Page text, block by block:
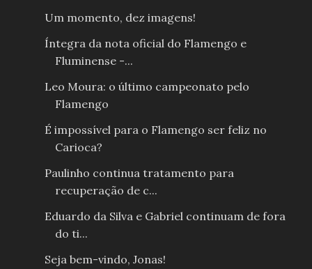
Um momento, dez imagens!
Íntegra da nota oficial do Flamengo e
Fluminense -...
Leo Moura: o último campeonato pelo
Flamengo
É impossível para o Flamengo ser feliz no
Carioca?
Paulinho continua tratamento para
recuperação de c...
Eduardo da Silva e Gabriel continuam de fora
do ti...
Seja bem-vindo, Jonas!